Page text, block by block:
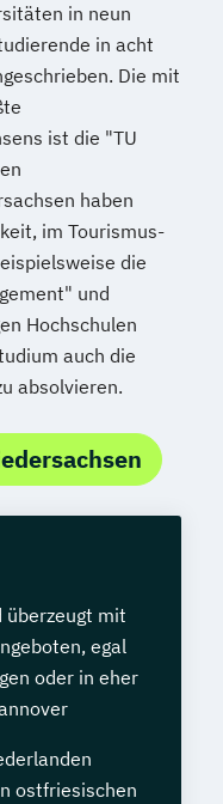
in neun
in acht
Die mit
ist die "TU
haben
im Tourismus-
die
und
Hochschulen
auch die
absolvieren.
überzeugt mit
egal
oder in eher
ostfriesischen